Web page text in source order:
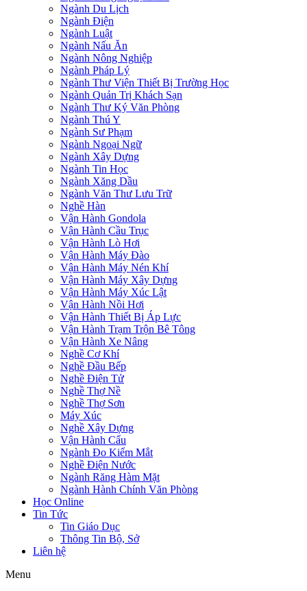
Ngành Du Lịch
Ngành Điện
Ngành Luật
Ngành Nấu Ăn
Ngành Nông Nghiệp
Ngành Pháp Lý
Ngành Thư Viện Thiết Bị Trường Học
Ngành Quản Trị Khách Sạn
Ngành Thư Ký Văn Phòng
Ngành Thú Y
Ngành Sư Phạm
Ngành Ngoại Ngữ
Ngành Xây Dựng
Ngành Tin Học
Ngành Xăng Dầu
Ngành Văn Thư Lưu Trữ
Nghề Hàn
Vận Hành Gondola
Vận Hành Cầu Trục
Vận Hành Lò Hơi
Vận Hành Máy Đào
Vận Hành Máy Nén Khí
Vận Hành Máy Xây Dựng
Vận Hành Máy Xúc Lật
Vận Hành Nồi Hơi
Vận Hành Thiết Bị Áp Lực
Vận Hành Trạm Trộn Bê Tông
Vận Hành Xe Nâng
Nghề Cơ Khí
Nghề Đầu Bếp
Nghề Điện Tử
Nghề Thợ Nề
Nghề Thợ Sơn
Máy Xúc
Nghề Xây Dựng
Vận Hành Cẩu
Ngành Đo Kiểm Mắt
Nghề Điện Nước
Ngành Răng Hàm Mặt
Ngành Hành Chính Văn Phòng
Học Online
Tin Tức
Tin Giáo Dục
Thông Tin Bộ, Sở
Liên hệ
Menu